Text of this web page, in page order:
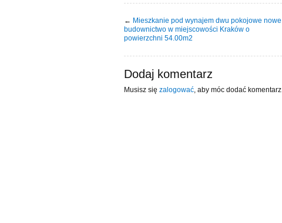
← Mieszkanie pod wynajem dwu pokojowe nowe
budownictwo w miejscowości Kraków o
powierzchni 54.00m2
Dodaj komentarz
Musisz się zalogować , aby móc dodać komentarz.